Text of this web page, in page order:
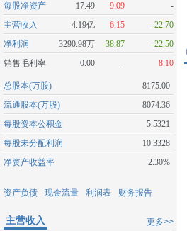
每股净资产
17.49 9.09
-
主营收入
4.19亿 6.15
-22.70
净利润
3290.98万 -38.87
-22.50
销售毛利率
0.00 - 8.10
总股本(万股)
8175.00
流通股本(万股)
8074.36
每股资本公积金
5.5321
每股未分配利润
10.3328
净资产收益率
2.30%
资产负债 现金流量 利润表 财务报告
更多>>
主营收入